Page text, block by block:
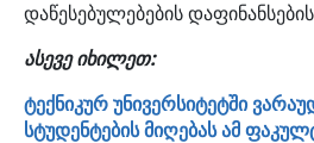
დაწესებულებების
ასევე იხილეთ:
ტექნიკურ უნივერსიტეტში
სტუდენტების მიღებას ამ